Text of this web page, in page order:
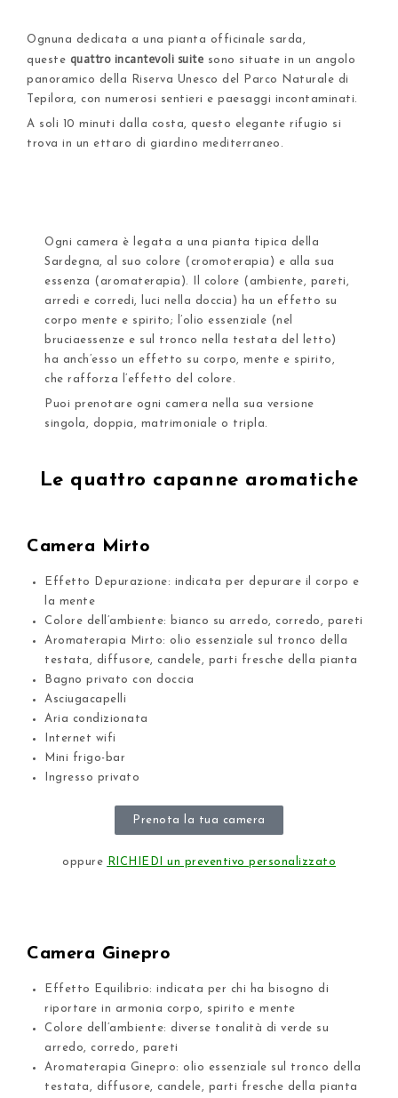
Ognuna dedicata a una pianta officinale sarda,
queste quattro incantevoli suite sono situate in un angolo
panoramico della Riserva Unesco del Parco Naturale di
Tepilora, con numerosi sentieri e paesaggi incontaminati.
A soli 10 minuti dalla costa, questo elegante rifugio si
trova in un ettaro di giardino mediterraneo.
Ogni camera è legata a una pianta tipica della
Sardegna, al suo colore (cromoterapia) e alla sua
essenza (aromaterapia). Il colore (ambiente, pareti,
arredi e corredi, luci nella doccia) ha un effetto su
corpo mente e spirito; l’olio essenziale (nel
bruciaessenze e sul tronco nella testata del letto)
ha anch’esso un effetto su corpo, mente e spirito,
che rafforza l’effetto del colore.
Puoi prenotare ogni camera nella sua versione
singola, doppia, matrimoniale o tripla.
Le quattro capanne aromatiche
Camera Mirto
Effetto Depurazione: indicata per depurare il corpo e
la mente
Colore dell’ambiente: bianco su arredo, corredo, pareti
Aromaterapia Mirto: olio essenziale sul tronco della
testata, diffusore, candele, parti fresche della pianta
Bagno privato con doccia
Asciugacapelli
Aria condizionata
Internet wifi
Mini frigo-bar
Ingresso privato
Prenota la tua camera
oppure RICHIEDI un preventivo personalizzato
Camera Ginepro
Effetto Equilibrio: indicata per chi ha bisogno di
riportare in armonia corpo, spirito e mente
Colore dell’ambiente: diverse tonalità di verde su
arredo, corredo, pareti
Aromaterapia Ginepro: olio essenziale sul tronco della
testata, diffusore, candele, parti fresche della pianta